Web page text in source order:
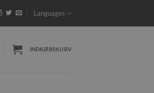
ved køb over 599 DKK
Languages
INDKØBSKURV